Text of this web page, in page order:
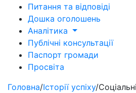
Питання та відповіді
Дошка оголошень
Аналітика
Публічні консультації
Паспорт громади
Просвіта
Головна/Історії успіху/